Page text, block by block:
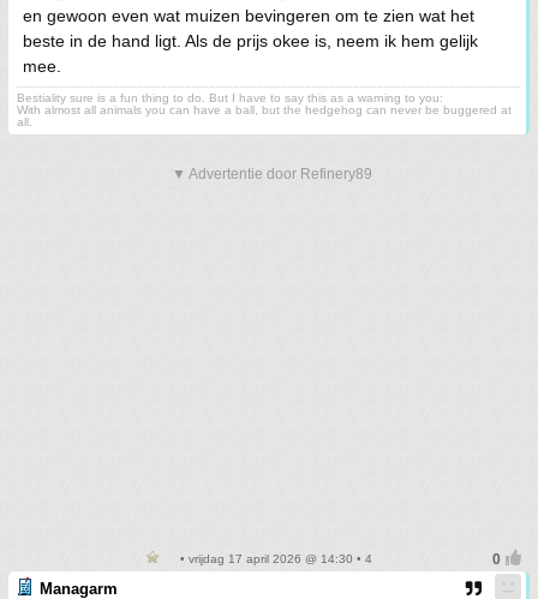
en gewoon even wat muizen bevingeren om te zien wat het
beste in de hand ligt. Als de prijs okee is, neem ik hem gelijk
mee.
Bestiality sure is a fun thing to do. But I have to say this as a warning to you:
With almost all animals you can have a ball, but the hedgehog can never be buggered at
all.
▼ Advertentie door Refinery89
• vrijdag 17 april 2026 @ 14:30 • 4
Managarm